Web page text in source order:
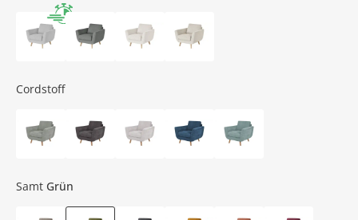
Cordstoff
Samt Grün